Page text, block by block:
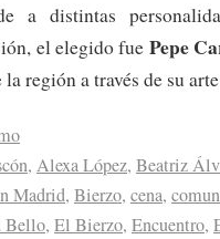
a distintas
el elegido fue Pepe
región a través de su
, Alexa López, Beatriz
Madrid, Bierzo, cena,
Bello, El Bierzo, Encuentro,